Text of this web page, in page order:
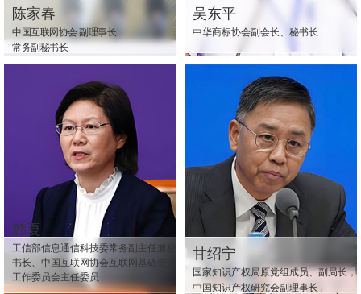
陈家春
中国互联网协会 副理事长
常务副秘书长
吴东平
中华商标协会副会长、秘书长
韩夏
工信部信息通信科技委常务副主任兼秘
书长、中国互联网协会互联网基础资源
工作委员会主任委员
甘绍宁
国家知识产权局原党组成员、副局长，
中国知识产权研究会副理事长